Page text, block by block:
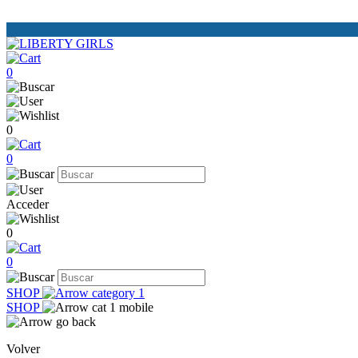
0
0
0
Acceder
0
0
SHOP
SHOP
Volver